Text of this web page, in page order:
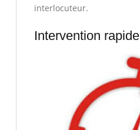
interlocuteur.
Intervention rapide